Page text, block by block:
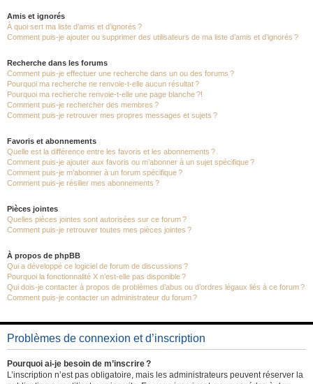
Amis et ignorés
À quoi sert ma liste d’amis et d’ignorés ?
Comment puis-je ajouter ou supprimer des utilisateurs de ma liste d’amis et d’ignorés ?
Recherche dans les forums
Comment puis-je effectuer une recherche dans un ou des forums ?
Pourquoi ma recherche ne renvoie-t-elle aucun résultat ?
Pourquoi ma recherche renvoie-t-elle une page blanche ?!
Comment puis-je rechercher des membres ?
Comment puis-je retrouver mes propres messages et sujets ?
Favoris et abonnements
Quelle est la différence entre les favoris et les abonnements ?
Comment puis-je ajouter aux favoris ou m’abonner à un sujet spécifique ?
Comment puis-je m’abonner à un forum spécifique ?
Comment puis-je résilier mes abonnements ?
Pièces jointes
Quelles pièces jointes sont autorisées sur ce forum ?
Comment puis-je retrouver toutes mes pièces jointes ?
À propos de phpBB
Qui a développé ce logiciel de forum de discussions ?
Pourquoi la fonctionnalité X n’est-elle pas disponible ?
Qui dois-je contacter à propos de problèmes d’abus ou d’ordres légaux liés à ce forum ?
Comment puis-je contacter un administrateur du forum ?
Problèmes de connexion et d’inscription
Pourquoi ai-je besoin de m’inscrire ?
L’inscription n’est pas obligatoire, mais les administrateurs peuvent réserver la